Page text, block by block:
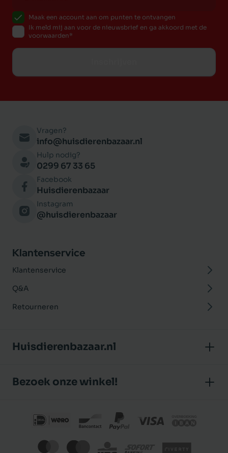
Maak een account aan om punten te ontvangen
Ik meld mij aan voor de nieuwsbrief en ga akkoord met de
voorwaarden
Vragen?
info@huisdierenbazaar.nl
Hulp nodig?
0299 67 33 65
Facebook
Huisdierenbazaar
Instagram
@huisdierenbazaar
Klantenservice
Klantenservice
Q&A
Retourneren
Huisdierenbazaar.nl
Klantbeoordelingen
Privacybeleid
Bezoek onze winkel!
J.P. Poelstraat 8